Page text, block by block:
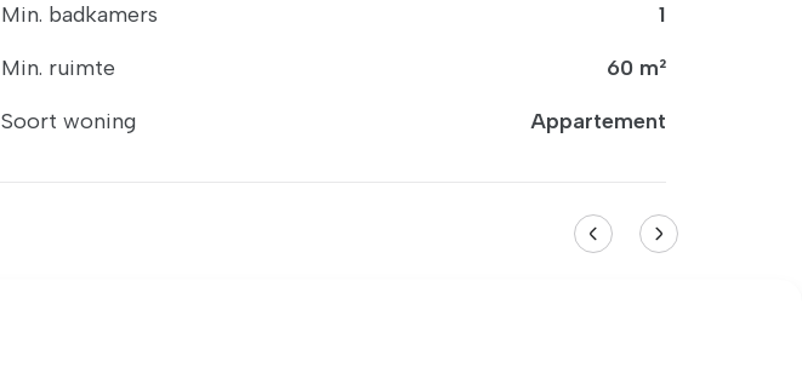
Min. badkamers
1
Min. ruimte
60 m²
Soort woning
Appartement